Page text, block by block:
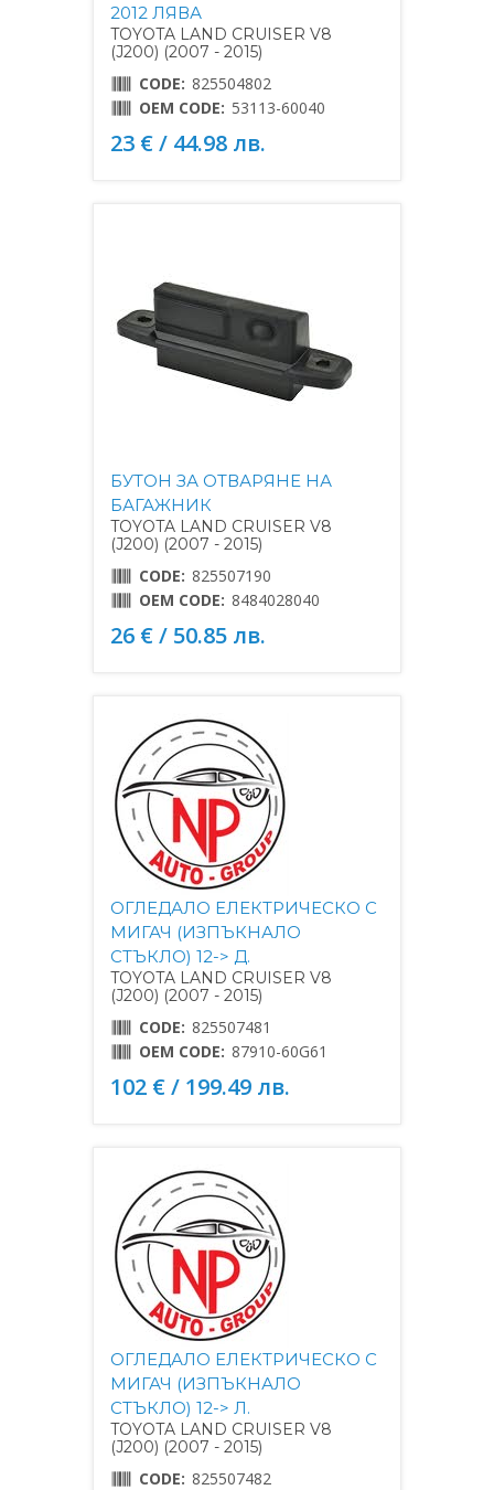
2012 ЛЯВА
TOYOTA LAND CRUISER V8
(J200) (2007 - 2015)
CODE: 825504802
OEM CODE: 53113-60040
23 € / 44.98 лв.
БУТОН ЗА ОТВАРЯНЕ НА
БАГАЖНИК
TOYOTA LAND CRUISER V8
(J200) (2007 - 2015)
CODE: 825507190
OEM CODE: 8484028040
26 € / 50.85 лв.
ОГЛЕДАЛО ЕЛЕКТРИЧЕСКО С
МИГАЧ (ИЗПЪКНАЛО
СТЪКЛО) 12-> Д.
TOYOTA LAND CRUISER V8
(J200) (2007 - 2015)
CODE: 825507481
OEM CODE: 87910-60G61
102 € / 199.49 лв.
ОГЛЕДАЛО ЕЛЕКТРИЧЕСКО С
МИГАЧ (ИЗПЪКНАЛО
СТЪКЛО) 12-> Л.
TOYOTA LAND CRUISER V8
(J200) (2007 - 2015)
CODE: 825507482